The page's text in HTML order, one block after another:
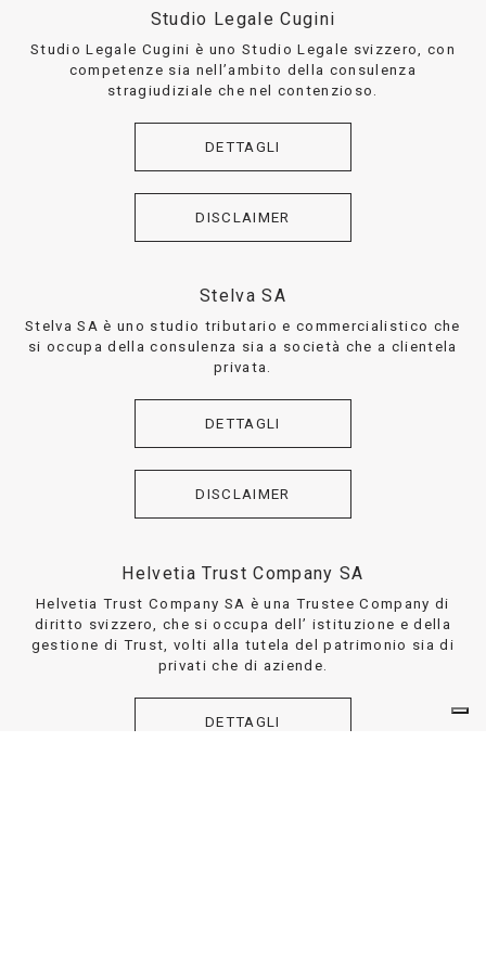
Studio Legale Cugini
Studio Legale Cugini è uno Studio Legale svizzero, con
competenze sia nell’ambito della consulenza
stragiudiziale che nel contenzioso.
DETTAGLI
DISCLAIMER
Stelva SA
Stelva SA è uno studio tributario e commercialistico che
si occupa della consulenza sia a società che a clientela
privata.
DETTAGLI
DISCLAIMER
Helvetia Trust Company SA
Helvetia Trust Company SA è una Trustee Company di
diritto svizzero, che si occupa dell’ istituzione e della
gestione di Trust, volti alla tutela del patrimonio sia di
privati che di aziende.
DETTAGLI